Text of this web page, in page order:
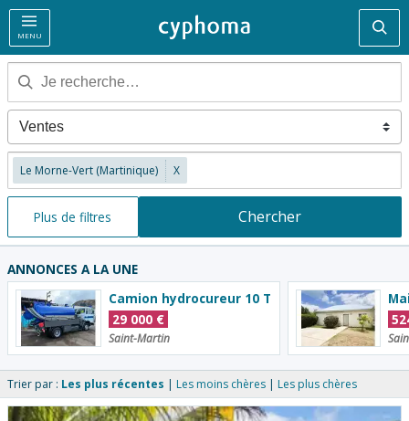
MENU
Le Morne-Vert (Martinique) X
Plus de filtres Chercher
ANNONCES A LA UNE
Camion hydrocureur 10 T
29 000 €
Saint-Martin
Trier par : Les plus récentes Les moins chères Les plus chères